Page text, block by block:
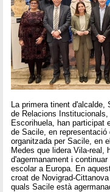
La primera tinent d'alcalde,
de Relacions
Escorihuela, han participat
de Sacile, en representació
organitzada per Sacile, en
Medes que lidera Vila-real,
d'agermanament i
escolar a Europa. En
croat de Novigrad-
quals Sacile està